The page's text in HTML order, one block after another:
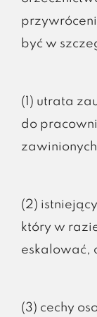
być w
(1) utrata
do
(2)
który w
eskalować,
(3) cechy